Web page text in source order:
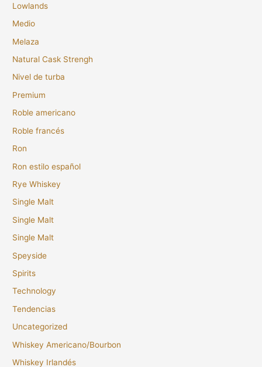
Lowlands
Medio
Melaza
Natural Cask Strengh
Nivel de turba
Premium
Roble americano
Roble francés
Ron
Ron estilo español
Rye Whiskey
Single Malt
Single Malt
Single Malt
Speyside
Spirits
Technology
Tendencias
Uncategorized
Whiskey Americano/Bourbon
Whiskey Irlandés